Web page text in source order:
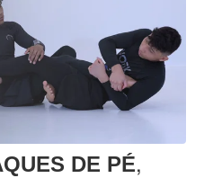
DE PÉ,